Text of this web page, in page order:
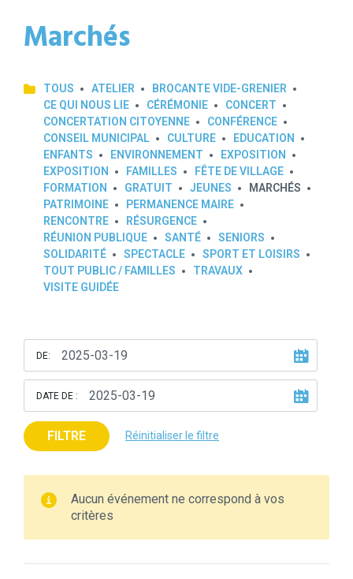
Marchés
TOUS ATELIER
BROCANTE VIDE-GRENIER
CE QUI NOUS LIE
CÉRÉMONIE
CONCERT
CONCERTATION CITOYENNE
CONFÉRENCE
CONSEIL MUNICIPAL
CULTURE
EDUCATION
ENFANTS
ENVIRONNEMENT
EXPOSITION
EXPOSITION
FAMILLES
FÊTE DE VILLAGE
FORMATION
GRATUIT JEUNES
MARCHÉS
PATRIMOINE
PERMANENCE MAIRE
RENCONTRE
RÉSURGENCE
RÉUNION PUBLIQUE
SANTÉ
SENIORS
SOLIDARITÉ
SPECTACLE
SPORT ET LOISIRS
TOUT PUBLIC / FAMILLES
TRAVAUX
VISITE GUIDÉE
DE:
DATE DE :
FILTRE Réinitialiser le filtre
Aucun événement ne correspond à vos
critères